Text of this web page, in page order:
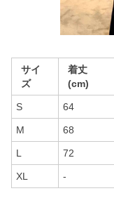
サイ
ズ
着丈
(cm)
S 64
M 68
L 72
XL -